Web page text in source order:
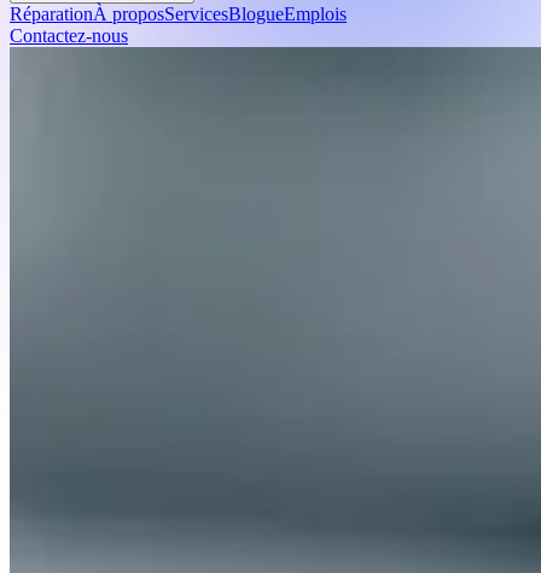
RéparationÀ proposServicesBlogueEmplois
Contactez-nous